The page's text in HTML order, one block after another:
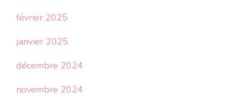
février 2025
janvier 2025
décembre 2024
novembre 2024